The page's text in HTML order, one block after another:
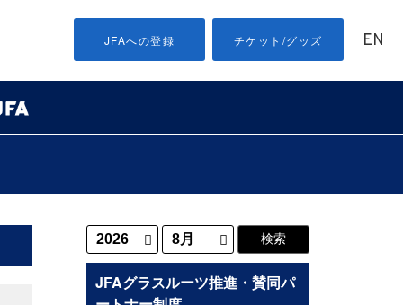
JFAへの登録 チケット/グッズ EN
JFAグラスルーツ推進・賛同パ